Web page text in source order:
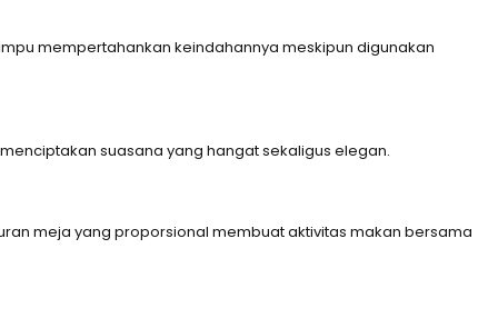
mempertahankan keindahannya meskipun digunakan
suasana yang hangat sekaligus elegan.
meja yang proporsional membuat aktivitas makan bersama